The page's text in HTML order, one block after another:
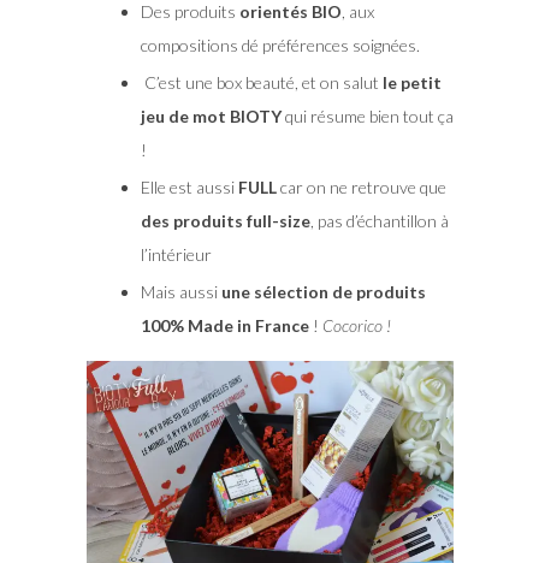
Des produits orientés BIO , aux
compositions dé préférences soignées.
C’est une box beauté, et on salut le petit
jeu de mot BIOTYqui résume bien tout ça
!
Elle est aussi FULLcar on ne retrouve que
des produits full-size, pas d’échantillon à
l’intérieur
Mais aussi une sélection de produits
100% Made in France! Cocorico !